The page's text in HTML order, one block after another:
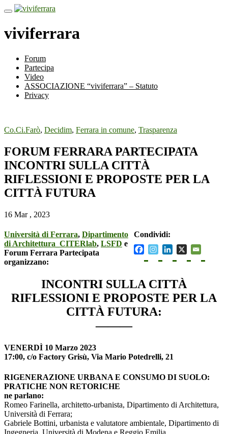
viviferrara
Forum
Partecipa
Video
ASSOCIAZIONE “viviferrara” – Statuto
Privacy
Co.Ci.Farò, Decidim, Ferrara in comune, Trasparenza
FORUM FERRARA PARTECIPATA
INCONTRI SULLA CITTÀ
RIFLESSIONI E PROPOSTE PER LA
CITTÀ FUTURA
16 Mar , 2023
Condividi:
Università di Ferrara, Dipartimento
di Architettura_CITERlab, LSFD e
Forum Ferrara Partecipata
organizzano:
INCONTRI SULLA CITTÀ
RIFLESSIONI E PROPOSTE PER LA
CITTÀ FUTURA:
———
VENERDÌ 10 Marzo 2023
17:00, c/o Factory Grisù, Via Mario Potedrelli, 21
RIGENERAZIONE URBANA E CONSUMO DI SUOLO:
PRATICHE NON RETORICHE
ne parlano:
Romeo Farinella, architetto-urbanista, Dipartimento di Architettura,
Università di Ferrara;
Gabriele Bottini, urbanista e valutatore ambientale, Dipartimento di
Ingegneria, Università di Modena e Reggio Emilia